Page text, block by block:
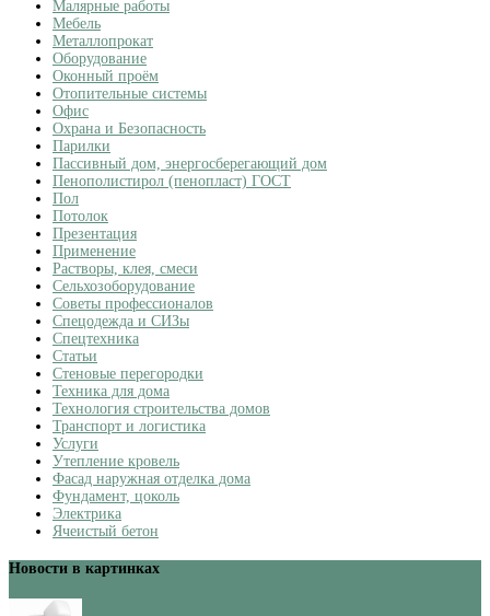
Малярные работы
Мебель
Металлопрокат
Оборудование
Оконный проём
Отопительные системы
Офис
Охрана и Безопасность
Парилки
Пассивный дом, энергосберегающий дом
Пенополистирол (пенопласт) ГОСТ
Пол
Потолок
Презентация
Применение
Растворы, клея, смеси
Сельхозоборудование
Советы профессионалов
Спецодежда и СИЗы
Спецтехника
Статьи
Стеновые перегородки
Техника для дома
Технология строительства домов
Транспорт и логистика
Услуги
Утепление кровель
Фасад наружная отделка дома
Фундамент, цоколь
Электрика
Ячеистый бетон
Новости в картинках